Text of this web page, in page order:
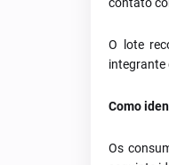
O lote
integrante
Como
Os